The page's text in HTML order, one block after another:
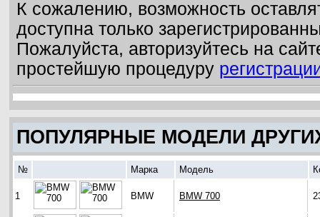
К сожалению, возможность
доступна только
Пожалуйста, авторизуйтесь на
простейшую процедуру
ПОПУЛЯРНЫЕ МОДЕЛИ
№ Марка Модель
1 BMW BMW 700